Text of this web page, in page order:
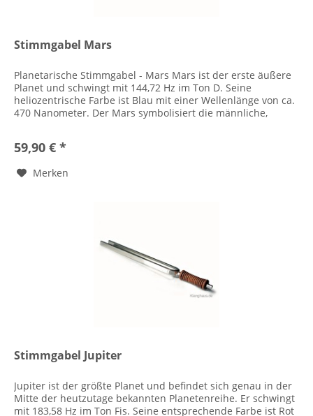
Stimmgabel Mars
Planetarische Stimmgabel - Mars Mars ist der erste äußere
Planet und schwingt mit 144,72 Hz im Ton D. Seine
heliozentrische Farbe ist Blau mit einer Wellenlänge von ca.
470 Nanometer. Der Mars symbolisiert die männliche,
59,90 € *
Merken
Stimmgabel Jupiter
Jupiter ist der größte Planet und befindet sich genau in der
Mitte der heutzutage bekannten Planetenreihe. Er schwingt
mit 183,58 Hz im Ton Fis. Seine entsprechende Farbe ist Rot